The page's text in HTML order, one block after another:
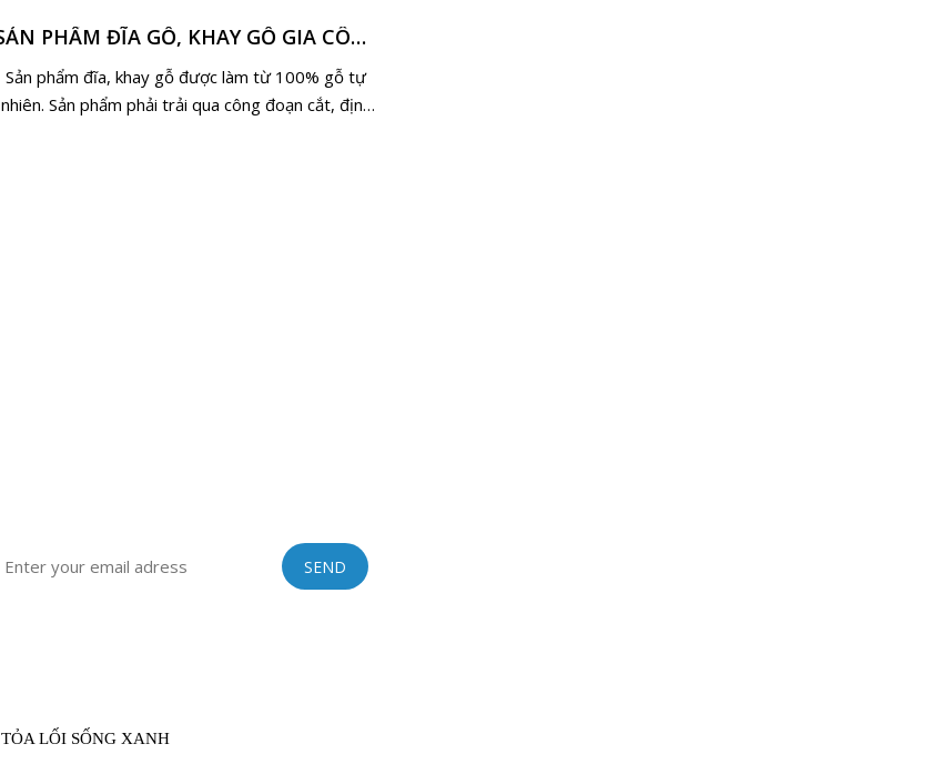
SẢN PHẨM ĐĨA GỖ, KHAY GỖ GIA CÔNG TỪ 100% GỖ TỰ NHIÊN
Sản phẩm đĩa, khay gỗ được làm từ 100% gỗ tự
nhiên. Sản phẩm phải trải qua công đoạn cắt, định